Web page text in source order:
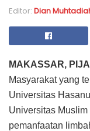
Editor: Dian
MAKASSAR,
Masyarakat yang
Universitas
Universitas
pemanfaatan